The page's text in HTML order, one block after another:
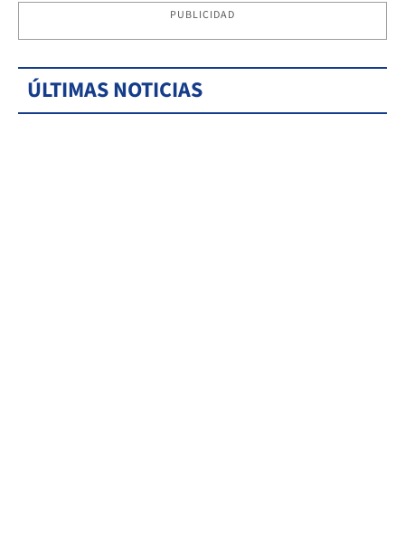
PUBLICIDAD
ÚLTIMAS NOTICIAS